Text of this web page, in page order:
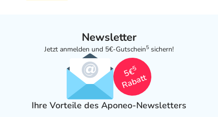
Newsletter
Jetzt anmelden und 5€-Gutschein5 sichern!
5€
5
Rabatt
Ihre Vorteile des Aponeo-Newsletters